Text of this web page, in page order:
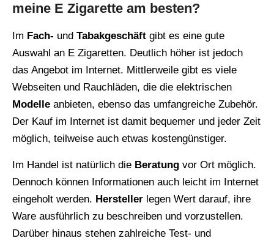
meine E Zigarette am besten?
Im Fach- und Tabakgeschäft gibt es eine gute
Auswahl an E Zigaretten. Deutlich höher ist jedoch
das Angebot im Internet. Mittlerweile gibt es viele
Webseiten und Rauchläden, die die elektrischen
Modelle anbieten, ebenso das umfangreiche Zubehör.
Der Kauf im Internet ist damit bequemer und jeder Zeit
möglich, teilweise auch etwas kostengünstiger.
Im Handel ist natürlich die Beratung vor Ort möglich.
Dennoch können Informationen auch leicht im Internet
eingeholt werden. Hersteller legen Wert darauf, ihre
Ware ausführlich zu beschreiben und vorzustellen.
Darüber hinaus stehen zahlreiche Test- und